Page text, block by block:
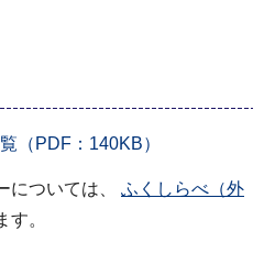
（PDF：140KB）
ついては、 ふくしらべ（外
す。